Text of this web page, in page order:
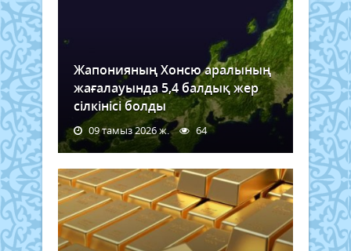
Жапонияның Хонсю аралының
жағалауында 5,4 балдық жер
сілкінісі болды
09 тамыз 2026 ж. 64